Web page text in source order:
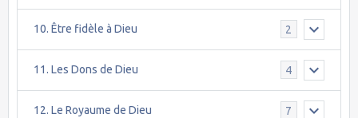
10. Être fidèle à Dieu 2
11. Les Dons de Dieu 4
12. Le Royaume de Dieu 7